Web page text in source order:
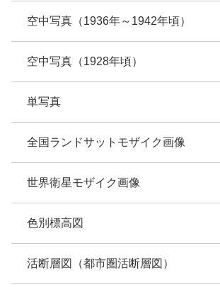
空中写真（1936年～1942年頃）
空中写真（1928年頃）
単写真
全国ランドサットモザイク画像
世界衛星モザイク画像
色別標高図
活断層図（都市圏活断層図）